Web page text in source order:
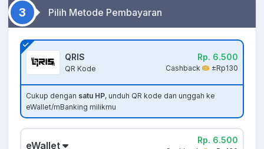
3 Pilih Metode Pembayaran
QRIS
QR Kode
Rp. 6.500
Cashback ±Rp130
Cukup dengan satu HP, unduh QR kode dan unggah ke
eWallet/mBanking milikmu
eWallet Rp. 6.500